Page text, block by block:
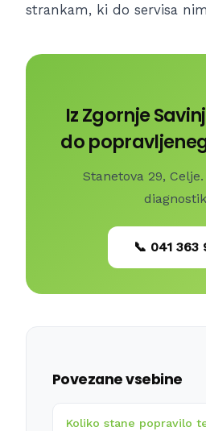
strankam, ki do servisa
Iz Zgornje
do
Stanetova 29,
📞 041 363
Povezane vsebine
Koliko stane popravilo